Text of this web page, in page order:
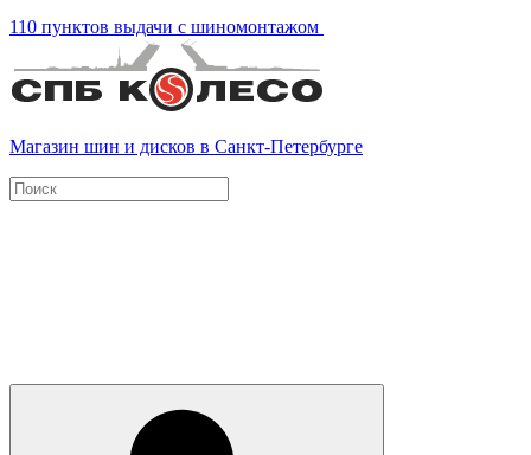
110 пунктов выдачи с шиномонтажом
Магазин шин и дисков в Санкт-Петербурге